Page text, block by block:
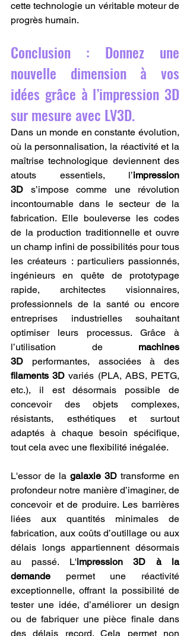
cette technologie un véritable moteur de
progrès humain.
Conclusion : Donnez une
nouvelle dimension à vos
idées grâce à l’impression 3D
sur mesure avec LV3D.
Dans un monde en constante évolution,
où la personnalisation, la réactivité et la
maîtrise technologique deviennent des
atouts essentiels, l’impression
3D s’impose comme une révolution
incontournable dans le secteur de la
fabrication. Elle bouleverse les codes
de la production traditionnelle et ouvre
un champ infini de possibilités pour tous
les créateurs : particuliers passionnés,
ingénieurs en quête de prototypage
rapide, architectes visionnaires,
professionnels de la santé ou encore
entreprises industrielles souhaitant
optimiser leurs processus. Grâce à
l’utilisation de machines
3D
filaments 3D variés (PLA, ABS, PETG,
etc.), il est désormais possible de
concevoir des objets complexes,
résistants, esthétiques et surtout
adaptés à chaque besoin spécifique,
tout cela avec une flexibilité inégalée.
L'essor de la galaxie 3D transforme en
profondeur notre manière d’imaginer, de
concevoir et de produire. Les barrières
liées aux quantités minimales de
fabrication, aux coûts d’outillage ou aux
délais longs appartiennent désormais
au passé. L'impression 3D à la
demande permet une réactivité
exceptionnelle, offrant la possibilité de
tester une idée, d’améliorer un design
ou de fabriquer une pièce finale dans
des délais record. Cela permet non